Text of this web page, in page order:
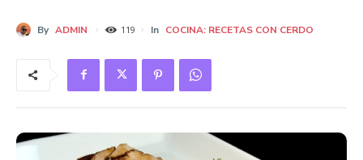
By ADMIN 119 In COCINA: RECETAS CON CERDO